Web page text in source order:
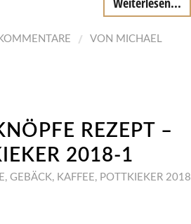
/ VON MICHAEL
REZEPT –
2018-1
, GEBÄCK, KAFFEE , POTTKIEKER 2018